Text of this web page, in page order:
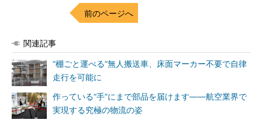
前のページへ
関連記事
“棚ごと運べる”無人搬送車、床面マーカー不要で自律
走行を可能に
作っている“手”にまで部品を届けます――航空業界で
実現する究極の物流の姿